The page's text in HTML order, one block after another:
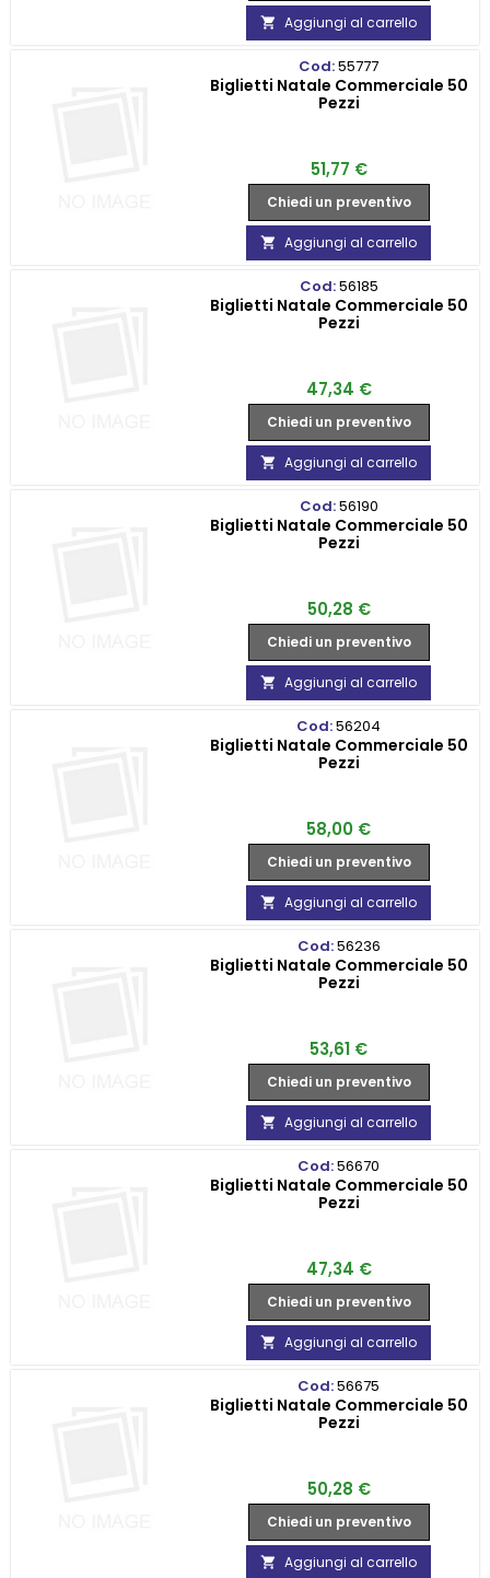
 Aggiungi al carrello
Cod:55777
Biglietti Natale Commerciale 50
Pezzi
Prezzo
51,77 €
Chiedi un preventivo
 Aggiungi al carrello
Cod:56185
Biglietti Natale Commerciale 50
Pezzi
Prezzo
47,34 €
Chiedi un preventivo
 Aggiungi al carrello
Cod:56190
Biglietti Natale Commerciale 50
Pezzi
Prezzo
50,28 €
Chiedi un preventivo
 Aggiungi al carrello
Cod:56204
Biglietti Natale Commerciale 50
Pezzi
Prezzo
58,00 €
Chiedi un preventivo
 Aggiungi al carrello
Cod:56236
Biglietti Natale Commerciale 50
Pezzi
Prezzo
53,61 €
Chiedi un preventivo
 Aggiungi al carrello
Cod:56670
Biglietti Natale Commerciale 50
Pezzi
Prezzo
47,34 €
Chiedi un preventivo
 Aggiungi al carrello
Cod:56675
Biglietti Natale Commerciale 50
Pezzi
Prezzo
50,28 €
Chiedi un preventivo
 Aggiungi al carrello